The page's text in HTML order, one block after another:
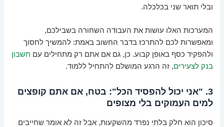
ובלי תואר שני בכלכלה.
המערכות האלו עושות את העבודה השחורה בשבילכם,
ומאפשרות לכם להתרכז בדבר החשוב באמת: להמשיך לחסוך
ולהפקיד כסף באופן קבוע. כן, גם אם אתם רק מתחילים עם חשבון
בנק לצעירים, זה הרגע המושלם להתחיל ללמוד.
3. "אני יכול להפסיד הכל": בטח, אם אתם קופצים
למים העמוקים בלי מצופים
סיכון הוא חלק בלתי נפרד מהשקעות, אבל זה לא אומר שחייבים